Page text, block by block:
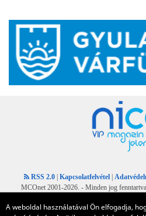
A weboldal használatával Ön elfogadja,
RSS 2.0 Kapcsolatfelvétel
MCOnet 2001-2026. - Minden jog